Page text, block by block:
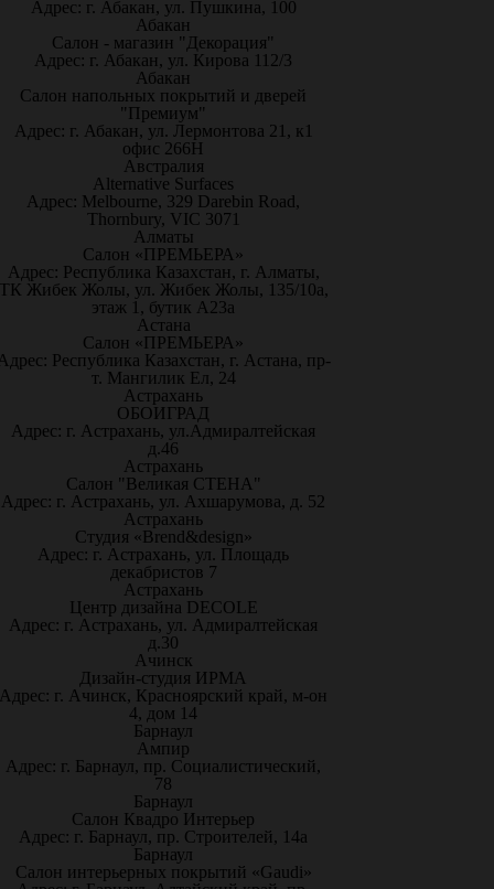
Адрес: г. Абакан, ул. Пушкина, 100
Абакан
Салон - магазин "Декорация"
Адрес: г. Абакан, ул. Кирова 112/3
Абакан
Салон напольных покрытий и дверей
"Премиум"
Адрес: г. Абакан, ул. Лермонтова 21, к1
офис 266Н
Австралия
Alternative Surfaces
Адрес: Melbourne, 329 Darebin Road,
Thornbury, VIC 3071
Алматы
Салон «ПРЕМЬЕРА»
Адрес: Республика Казахстан, г. Алматы,
Жибек Жолы, ул. Жибек Жолы, 135/10а,
этаж 1, бутик А23а
Астана
Салон «ПРЕМЬЕРА»
Республика Казахстан, г. Астана, пр-
т. Мангилик Ел, 24
Астрахань
ОБОИГРАД
Адрес: г. Астрахань, ул.Адмиралтейская
д.46
Астрахань
Салон "Великая СТЕНА"
Адрес: г. Астрахань, ул. Ахшарумова, д. 52
Астрахань
Студия «Brend&design»
Адрес: г. Астрахань, ул. Площадь
декабристов 7
Астрахань
Центр дизайна DECOLE
Адрес: г. Астрахань, ул. Адмиралтейская
д.30
Ачинск
Дизайн-студия ИРМА
Адрес: г. Ачинск, Красноярский край, м-он
4, дом 14
Барнаул
Ампир
Адрес: г. Барнаул, пр. Социалистический,
78
Барнаул
Салон Квадро Интерьер
Адрес: г. Барнаул, пр. Строителей, 14а
Барнаул
Салон интерьерных покрытий «Gaudi»